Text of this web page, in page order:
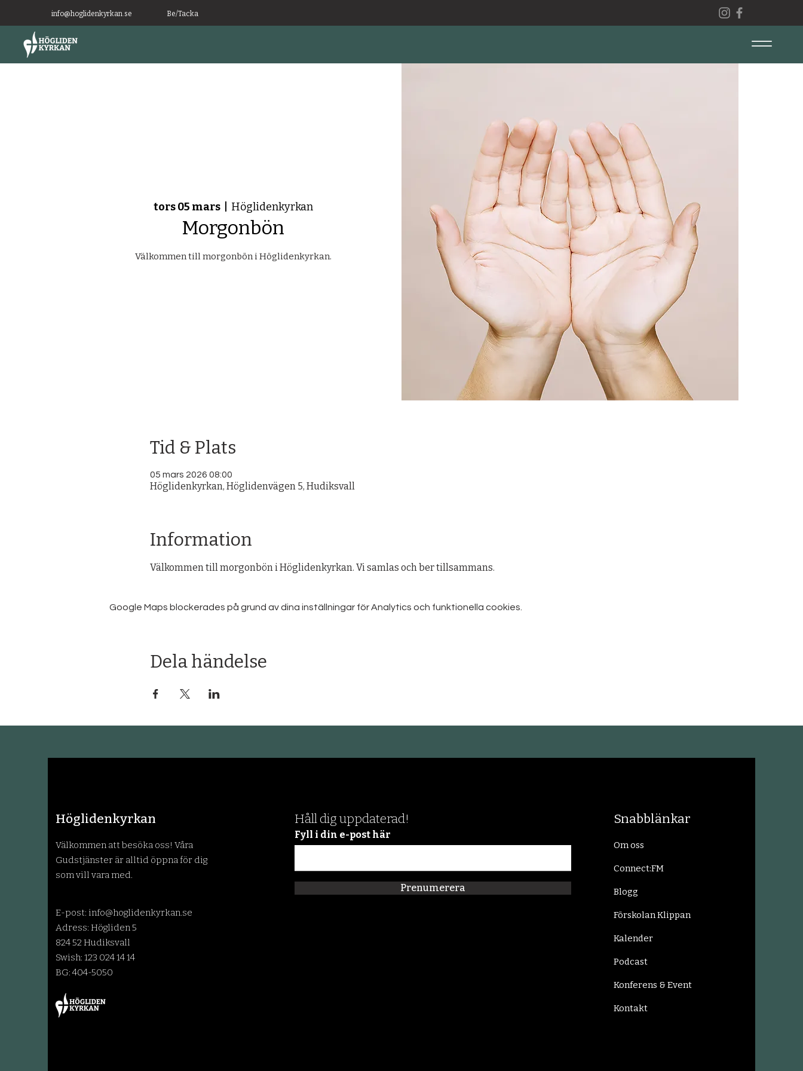
info@hoglidenkyrkan.se Be/Tacka
tors 05 mars
  |
Höglidenkyrkan
Morgonbön
Välkommen till morgonbön i Höglidenkyrkan.
Tid & Plats
05 mars 2026 08:00
Höglidenkyrkan, Höglidenvägen 5, Hudiksvall
Information
Välkommen till morgonbön i Höglidenkyrkan. Vi samlas och ber tillsammans.
Google Maps blockerades på grund av dina inställningar för Analytics och funktionella cookies.
Dela händelse
Höglidenkyrkan
Välkommen att besöka oss! Våra
Gudstjänster är alltid öppna för dig
som vill vara med.
E-post: info@hoglidenkyrkan.se
Adress: Högliden 5
824 52 Hudiksvall
Swish: 123 024 14 14
BG: 404-5050
Håll dig uppdaterad!
Fyll i din e-post här
Prenumerera
Snabblänkar
Om oss
Connect:FM
Blogg
Förskolan Klippan
Kalender
Podcast
Konferens & Event
Kontakt